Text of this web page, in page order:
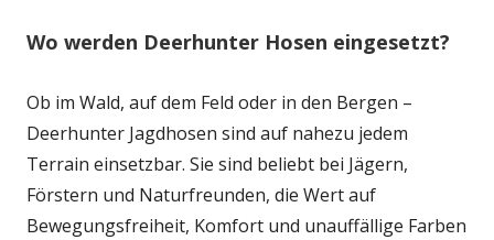
Wo werden Deerhunter Hosen eingesetzt?
Ob im Wald, auf dem Feld oder in den Bergen –
Deerhunter Jagdhosen sind auf nahezu jedem
Terrain einsetzbar. Sie sind beliebt bei Jägern,
Förstern und Naturfreunden, die Wert auf
Bewegungsfreiheit, Komfort und unauffällige Farben